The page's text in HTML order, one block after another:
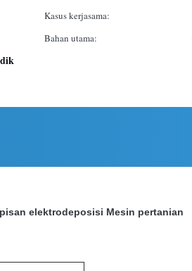
Kasus kerjasama:
Bahan utama:
elektrodeposisi Mesin pertanian